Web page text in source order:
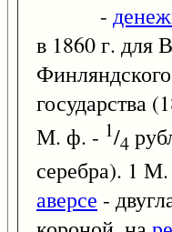
-
в 1860 г. для
государства
М. ф. - 1/4
серебра). 1
аверсе -